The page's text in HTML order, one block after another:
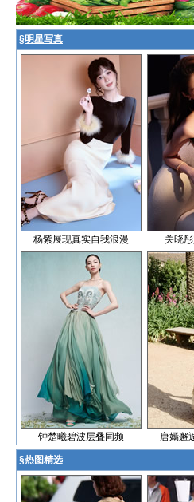
§明星写真
杨紫展现真实自我浪漫 关晓
钟楚曦碧波层叠同频 唐嫣邂
§热图精选